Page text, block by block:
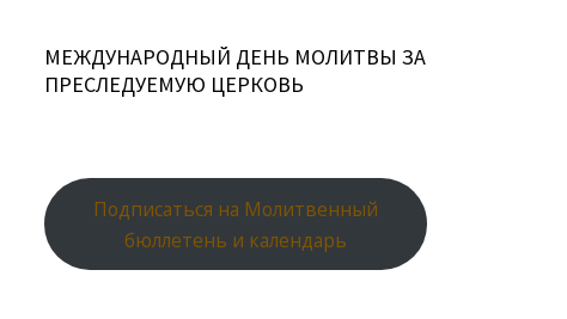
МЕЖДУНАРОДНЫЙ ДЕНЬ МОЛИТВЫ ЗА
ПРЕСЛЕДУЕМУЮ ЦЕРКОВЬ
Подписаться на Молитвенный
бюллетень и календарь